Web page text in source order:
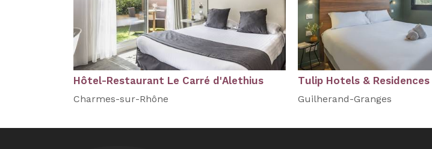
Hôtel-Restaurant Le Carré d'Alethius
Charmes-sur-Rhône
Tulip Hotels & Residences
Guilherand-Granges